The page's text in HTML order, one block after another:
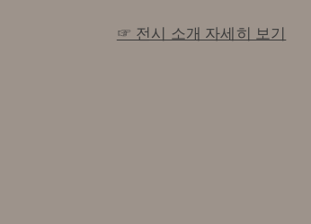
☞ 전시 소개 자세히 보기